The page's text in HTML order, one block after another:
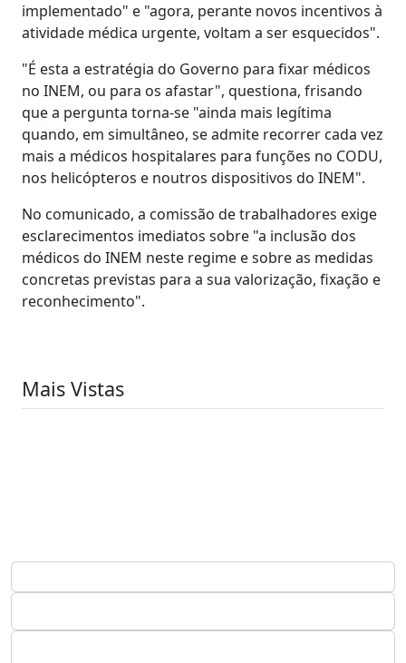
implementado" e "agora, perante novos incentivos à
atividade médica urgente, voltam a ser esquecidos".
"É esta a estratégia do Governo para fixar médicos
no INEM, ou para os afastar", questiona, frisando
que a pergunta torna-se "ainda mais legítima
quando, em simultâneo, se admite recorrer cada vez
mais a médicos hospitalares para funções no CODU,
nos helicópteros e noutros dispositivos do INEM".
No comunicado, a comissão de trabalhadores exige
esclarecimentos imediatos sobre "a inclusão dos
médicos do INEM neste regime e sobre as medidas
concretas previstas para a sua valorização, fixação e
reconhecimento".
Mais Vistas